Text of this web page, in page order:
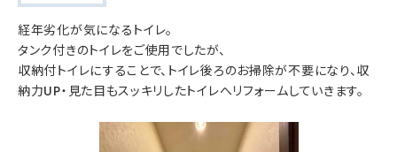
経年劣化が気になるトイレ。
タンク付きのトイレをご使用でしたが、
収納付トイレにすることで、トイレ後ろのお掃除が不要になり、収
納力UP・見た目もスッキリしたトイレへリフォームしていきます。